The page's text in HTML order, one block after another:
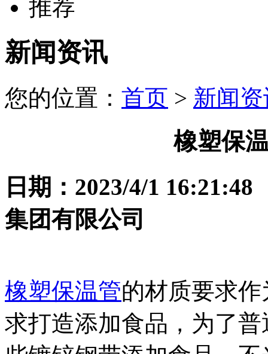
新闻资讯
您的位置： 首页 > 新闻
橡塑保
日期：2023/4/1
集团有限公司
橡塑保温管的材质要求
求打造添加食品，为了